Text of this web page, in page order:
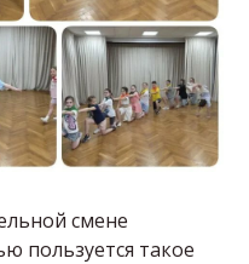
смене
пользуется такое